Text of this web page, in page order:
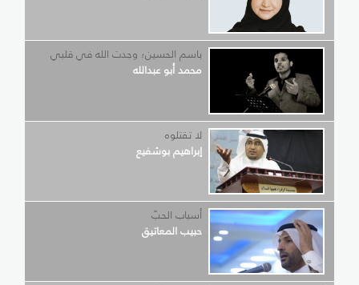
باسم الحسين؛ وجدت الله في قلبي
محمد أبو عبدالله
لا تقتلوه
إبراهيم بوشفيع
أسباب الحبّ
حبيب المعاتيق